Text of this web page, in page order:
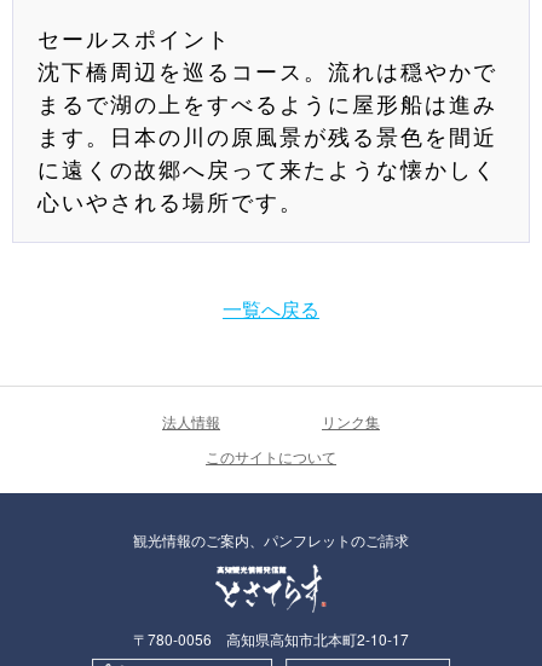
セールスポイント
沈下橋周辺を巡るコース。流れは穏やかで
まるで湖の上をすべるように屋形船は進み
ます。日本の川の原風景が残る景色を間近
に遠くの故郷へ戻って来たような懐かしく
心いやされる場所です。
一覧へ戻る
法人情報
リンク集
このサイトについて
観光情報のご案内、パンフレットのご請求
〒780-0056 高知県高知市北本町2-10-17